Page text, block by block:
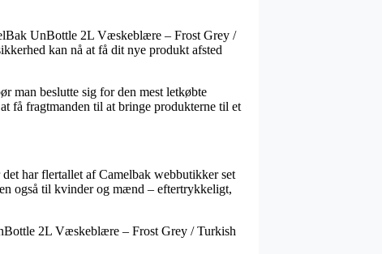
UnBottle 2L Væskeblære – Frost Grey /
kan nå at få dit nye produkt afsted
man beslutte sig for den mest letkøbte
få fragtmanden til at bringe produkterne til et
har flertallet af Camelbak webbutikker set
også til kvinder og mænd – eftertrykkeligt,
2L Væskeblære – Frost Grey / Turkish